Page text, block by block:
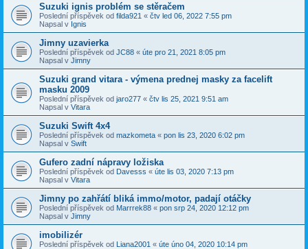
Suzuki ignis problém se stěračem
Poslední příspěvek od filda921 « čtv led 06, 2022 7:55 pm
Napsal v Ignis
Jimny uzavierka
Poslední příspěvek od JC88 « úte pro 21, 2021 8:05 pm
Napsal v Jimny
Suzuki grand vitara - výmena prednej masky za facelift
masku 2009
Poslední příspěvek od jaro277 « čtv lis 25, 2021 9:51 am
Napsal v Vitara
Suzuki Swift 4x4
Poslední příspěvek od mazkometa « pon lis 23, 2020 6:02 pm
Napsal v Swift
Gufero zadní nápravy ložiska
Poslední příspěvek od Davesss « úte lis 03, 2020 7:13 pm
Napsal v Vitara
Jimny po zahřátí bliká immo/motor, padají otáčky
Poslední příspěvek od Marrrek88 « pon srp 24, 2020 12:12 pm
Napsal v Jimny
imobilizér
Poslední příspěvek od Liana2001 « úte úno 04, 2020 10:14 pm